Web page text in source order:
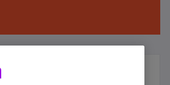
ja voita!